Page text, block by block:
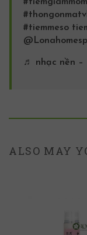
#tiemmeso
♬ nhạc nền –
ALSO MAY